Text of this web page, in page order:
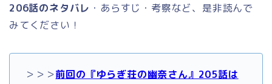
206話のネタバレ ・あらすじ・考察など、是非読んで
みてください！
＞＞＞前回の『ゆらぎ荘の幽奈さん』205話は